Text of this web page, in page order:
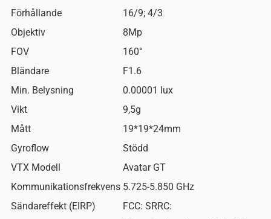
Förhållande
16/9; 4/3
Objektiv
8Mp
FOV
160°
Bländare
F1.6
Min. Belysning
0.00001 lux
Vikt
9,5g
Mått
19*19*24mm
Gyroflow
Stödd
VTX Modell
Avatar GT
Kommunikationsfrekvens 5.725-5.850 GHz
Sändareffekt (EIRP)
FCC: SRRC: